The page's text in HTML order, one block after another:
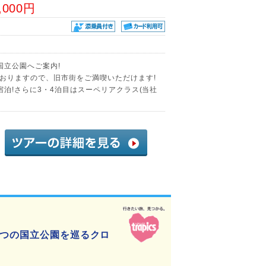
円
立公園へご案内!
りますので、旧市街をご満喫いただけます!
!さらに3・4泊目はスーペリアクラス(当社
の国立公園を巡るクロ